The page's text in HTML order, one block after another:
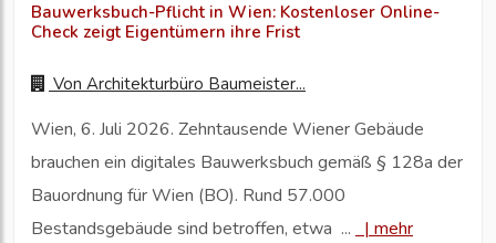
Bauwerksbuch-Pflicht in Wien: Kostenloser Online-
Check zeigt Eigentümern ihre Frist
Von Architekturbüro Baumeister...
Wien, 6. Juli 2026. Zehntausende Wiener Gebäude
brauchen ein digitales Bauwerksbuch gemäß § 128a der
Bauordnung für Wien (BO). Rund 57.000
Bestandsgebäude sind betroffen, etwa ...
| mehr